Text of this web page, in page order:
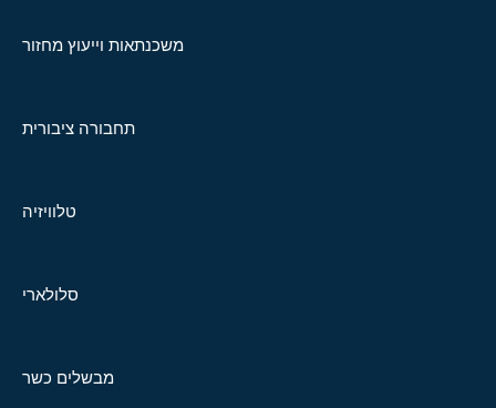
משכנתאות וייעוץ מחזור
תחבורה ציבורית
טלוויזיה
סלולארי
מבשלים כשר